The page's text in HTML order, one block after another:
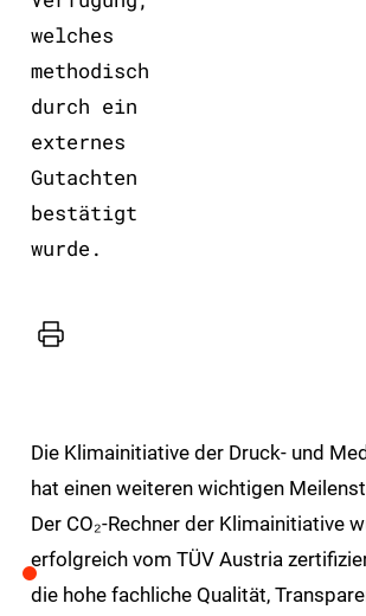
welches
methodisch
durch ein
externes
Gutachten
bestätigt
wurde.
Drucker
Die Klimainitiative der Druck- und
hat einen weiteren wichtigen
Der CO₂-Rechner der Klimainitiative
erfolgreich vom TÜV Austria
die hohe fachliche Qualität,